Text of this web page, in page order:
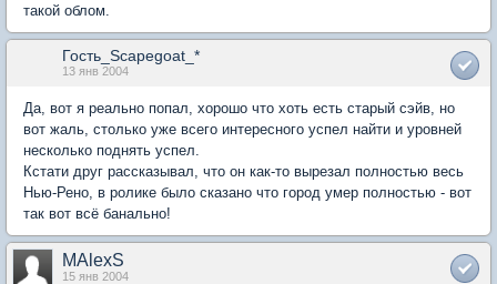
такой облом.
Гость_Scapegoat_*
13 янв 2004
Да, вот я реально попал, хорошо что хоть есть старый сэйв, но
вот жаль, столько уже всего интересного успел найти и уровней
несколько поднять успел.
Кстати друг рассказывал, что он как-то вырезал полностью весь
Нью-Рено, в ролике было сказано что город умер полностью - вот
так вот всё банально!
MAlexS
15 янв 2004